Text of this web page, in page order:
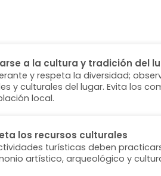
a la cultura y tradición del
y respeta la diversidad;
y culturales del lugar. Evita los
local.
los recursos culturales
turísticas deben
artístico, arqueológico y